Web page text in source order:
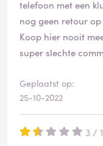
telefoon met een
nog geen retour
Koop hier nooit
super slechte
Geplaatst op:
25-10-2022
3 /